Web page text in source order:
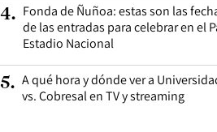
4. Fonda de Ñuñoa: estas son las
de las entradas para celebrar en el
Estadio Nacional
5. A qué hora y dónde ver a
vs. Cobresal en TV y streaming